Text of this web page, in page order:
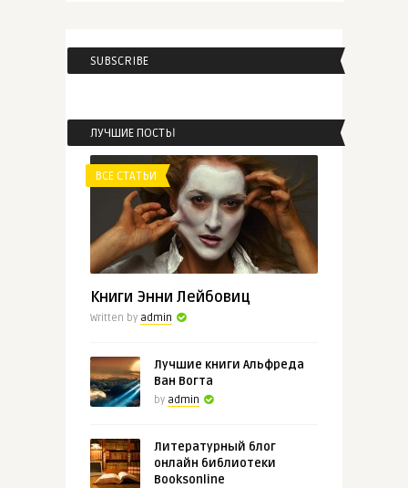
admin
Бен Макинтайр «Операция
ВСЕ СТАТЬИ
Чарльз Диккенс
«Рождественска ...
SUBSCRIBE
ЛУЧШИЕ ПОСТЫ
ВСЕ СТАТЬИ
Книги Энни Лейбовиц
Written by admin
Лучшие книги Альфреда
Ван Вогта
by admin
Литературный блог
онлайн библиотеки
Booksonline